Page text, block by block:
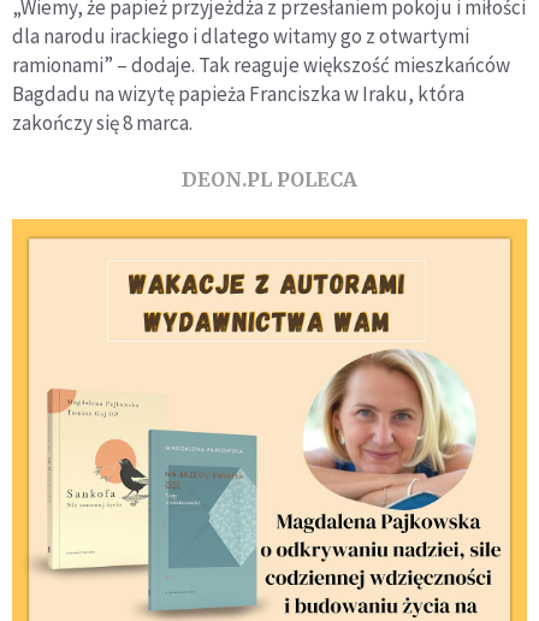
„Wiemy, że papież przyjeżdża z przesłaniem pokoju i miłości
dla narodu irackiego i dlatego witamy go z otwartymi
ramionami” – dodaje. Tak reaguje większość mieszkańców
Bagdadu na wizytę papieża Franciszka w Iraku, która
zakończy się 8 marca.
DEON.PL POLECA